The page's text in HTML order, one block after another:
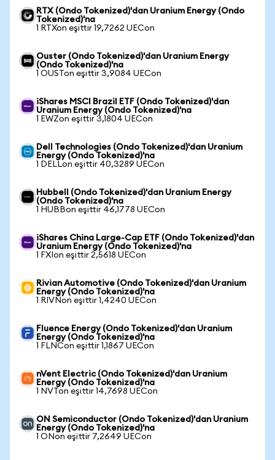
RTX (Ondo Tokenized)'dan Uranium Energy (Ondo
Tokenized)'na
1 RTXon eşittir 19,7262 UECon
Ouster (Ondo Tokenized)'dan Uranium Energy
(Ondo Tokenized)'na
1 OUSTon eşittir 3,9084 UECon
iShares MSCI Brazil ETF (Ondo Tokenized)'dan
Uranium Energy (Ondo Tokenized)'na
1 EWZon eşittir 3,1804 UECon
Dell Technologies (Ondo Tokenized)'dan Uranium
Energy (Ondo Tokenized)'na
1 DELLon eşittir 40,3289 UECon
Hubbell (Ondo Tokenized)'dan Uranium Energy
(Ondo Tokenized)'na
1 HUBBon eşittir 46,1778 UECon
iShares China Large-Cap ETF (Ondo Tokenized)'dan
Uranium Energy (Ondo Tokenized)'na
1 FXIon eşittir 2,5618 UECon
Rivian Automotive (Ondo Tokenized)'dan Uranium
Energy (Ondo Tokenized)'na
1 RIVNon eşittir 1,4240 UECon
Fluence Energy (Ondo Tokenized)'dan Uranium
Energy (Ondo Tokenized)'na
1 FLNCon eşittir 1,1867 UECon
nVent Electric (Ondo Tokenized)'dan Uranium
Energy (Ondo Tokenized)'na
1 NVTon eşittir 14,7698 UECon
ON Semiconductor (Ondo Tokenized)'dan Uranium
Energy (Ondo Tokenized)'na
1 ONon eşittir 7,2649 UECon